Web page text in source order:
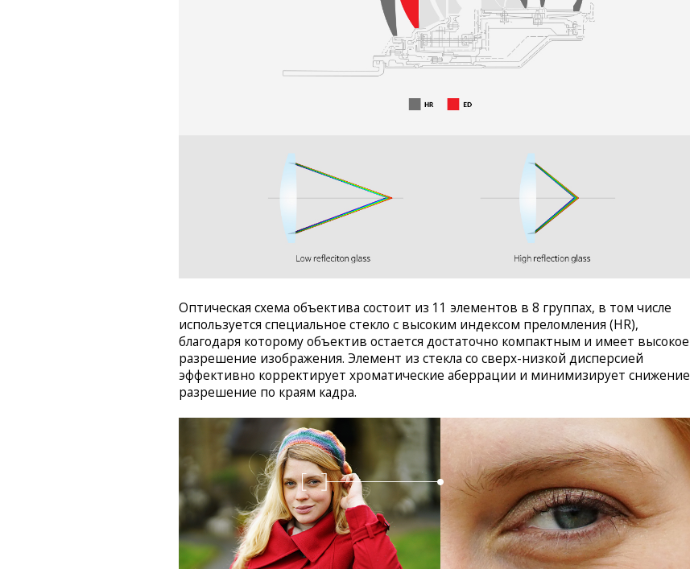
Оптическая схема объектива состоит из 11 элементов в 8 группах, в том числе
используется специальное стекло с высоким индексом преломления (HR),
благодаря которому объектив остается достаточно компактным и имеет высокое
разрешение изображения. Элемент из стекла со сверх-низкой дисперсией
эффективно корректирует хроматические аберрации и минимизирует снижение
разрешение по краям кадра.